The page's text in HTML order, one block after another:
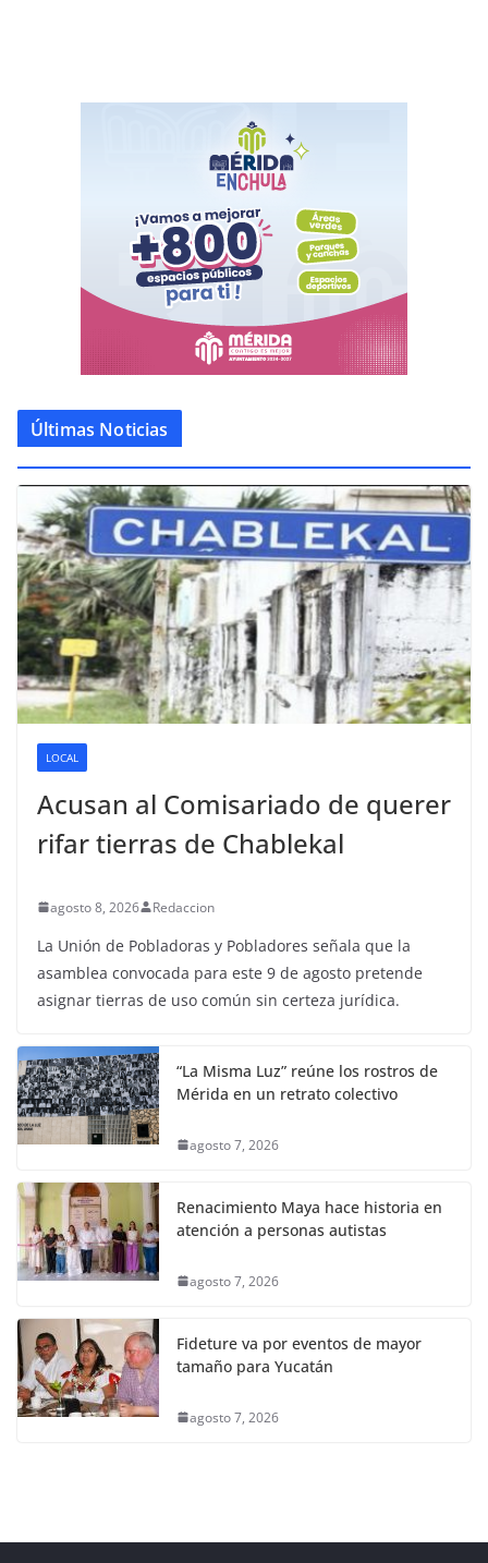
Últimas Noticias
LOCAL
Acusan al Comisariado de querer
rifar tierras de Chablekal
agosto 8, 2026 Redaccion
La Unión de Pobladoras y Pobladores señala que la
asamblea convocada para este 9 de agosto pretende
asignar tierras de uso común sin certeza jurídica.
“La Misma Luz” reúne los rostros de
Mérida en un retrato colectivo
agosto 7, 2026
Renacimiento Maya hace historia en
atención a personas autistas
agosto 7, 2026
Fideture va por eventos de mayor
tamaño para Yucatán
agosto 7, 2026